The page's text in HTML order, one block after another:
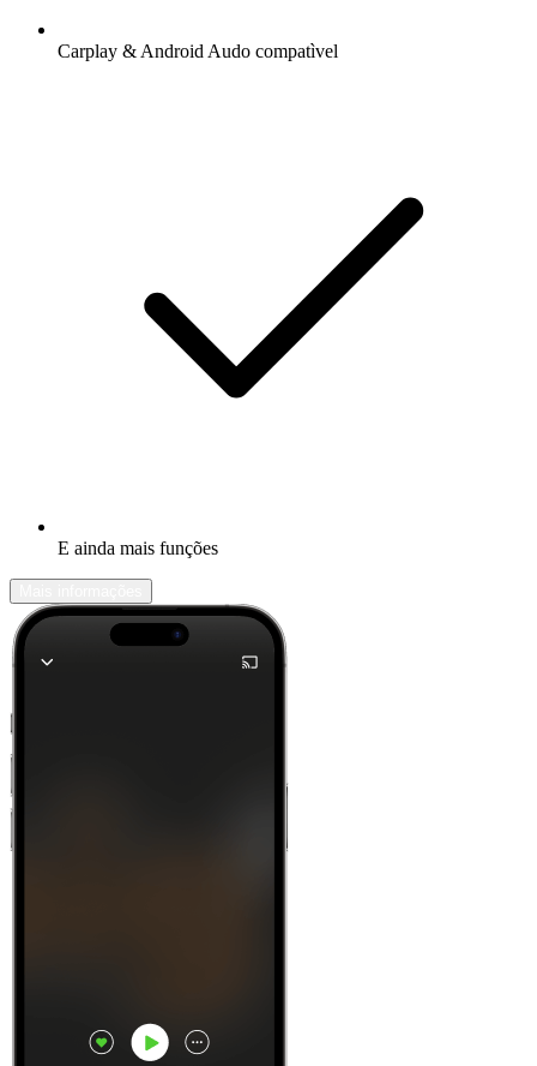
Carplay & Android Audo compatìvel
E ainda mais funções